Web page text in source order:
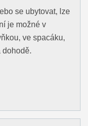
se ubytovat, lze
je možné v
ve spacáku,
dohodě.